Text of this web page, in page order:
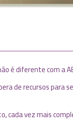
é diferente com a
de recursos para
cada vez mais